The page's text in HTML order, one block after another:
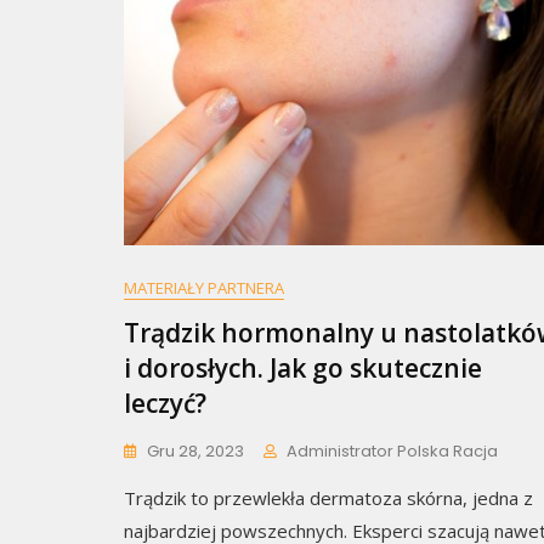
MATERIAŁY PARTNERA
Trądzik hormonalny u
i dorosłych. Jak go skutecznie
leczyć?
Gru 28, 2023 Administrator Polska Racja
Trądzik to przewlekła dermatoza skórna, jedna z
najbardziej powszechnych. Eksperci szacują